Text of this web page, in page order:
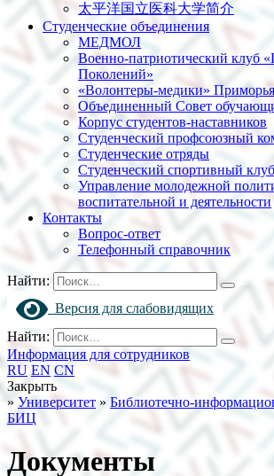
太平洋国立医科大学简介
Студенческие объединения
МЕДМОЛ
Военно-патриотический клуб
Поколений»
«Волонтеры-медики» Приморья
Объединенный Совет
Корпус студентов-наставников
Студенческий профсоюзный
Студенческие отряды
Студенческий спортивный
Управление молодежной
воспитательной и деятельности
Контакты
Вопрос-ответ
Телефонный справочник
Найти:
Версия для слабовидящих
Найти:
Информация для сотрудников
RU EN CN
Закрыть
» Университет » Библиотечно-
БИЦ
Документы